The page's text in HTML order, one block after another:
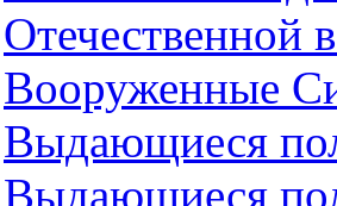
Отечественной
Вооруженные
Выдающиеся
Выдающиеся